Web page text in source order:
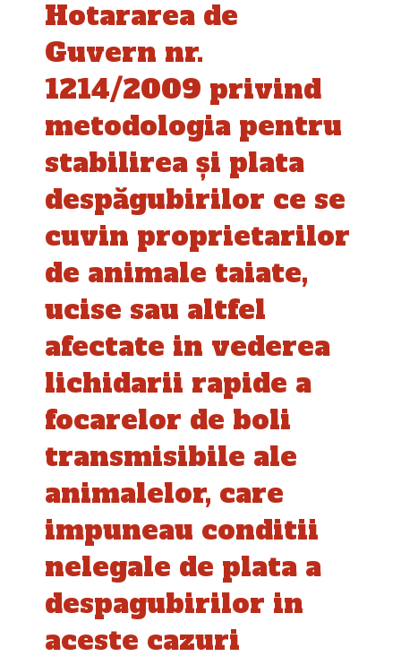
Hotararea de
Guvern nr.
1214/2009 privind
metodologia pentru
stabilirea şi plata
despăgubirilor ce se
cuvin proprietarilor
de animale taiate,
ucise sau altfel
afectate in vederea
lichidarii rapide a
focarelor de boli
transmisibile ale
animalelor, care
impuneau conditii
nelegale de plata a
despagubirilor in
aceste cazuri